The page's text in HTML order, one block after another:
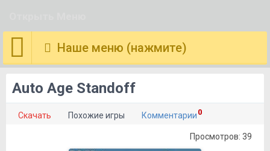
Наше меню (нажмите)
Auto Age Standoff
Скачать Похожие игры Комментарии 0
Просмотров: 39